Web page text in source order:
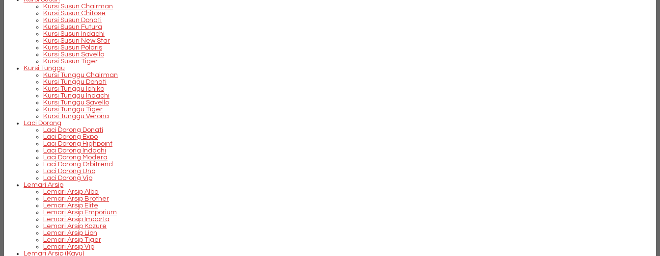
Kursi Susun Chairman
Kursi Susun Chitose
Kursi Susun Donati
Kursi Susun Futura
Kursi Susun Indachi
Kursi Susun New Star
Kursi Susun Polaris
Kursi Susun Savello
Kursi Susun Tiger
Kursi Tunggu
Kursi Tunggu Chairman
Kursi Tunggu Donati
Kursi Tunggu Ichiko
Kursi Tunggu Indachi
Kursi Tunggu Savello
Kursi Tunggu Tiger
Kursi Tunggu Verona
Laci Dorong
Laci Dorong Donati
Laci Dorong Expo
Laci Dorong Highpoint
Laci Dorong Indachi
Laci Dorong Modera
Laci Dorong Orbitrend
Laci Dorong Uno
Laci Dorong Vip
Lemari Arsip
Lemari Arsip Alba
Lemari Arsip Brother
Lemari Arsip Elite
Lemari Arsip Emporium
Lemari Arsip Importa
Lemari Arsip Kozure
Lemari Arsip Lion
Lemari Arsip Tiger
Lemari Arsip Vip
Lemari Arsip (Kayu)